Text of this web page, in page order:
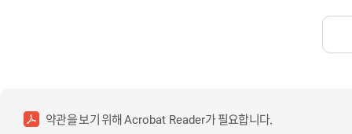
약관을 보기 위해Acrobat Reader가 필요합니다.